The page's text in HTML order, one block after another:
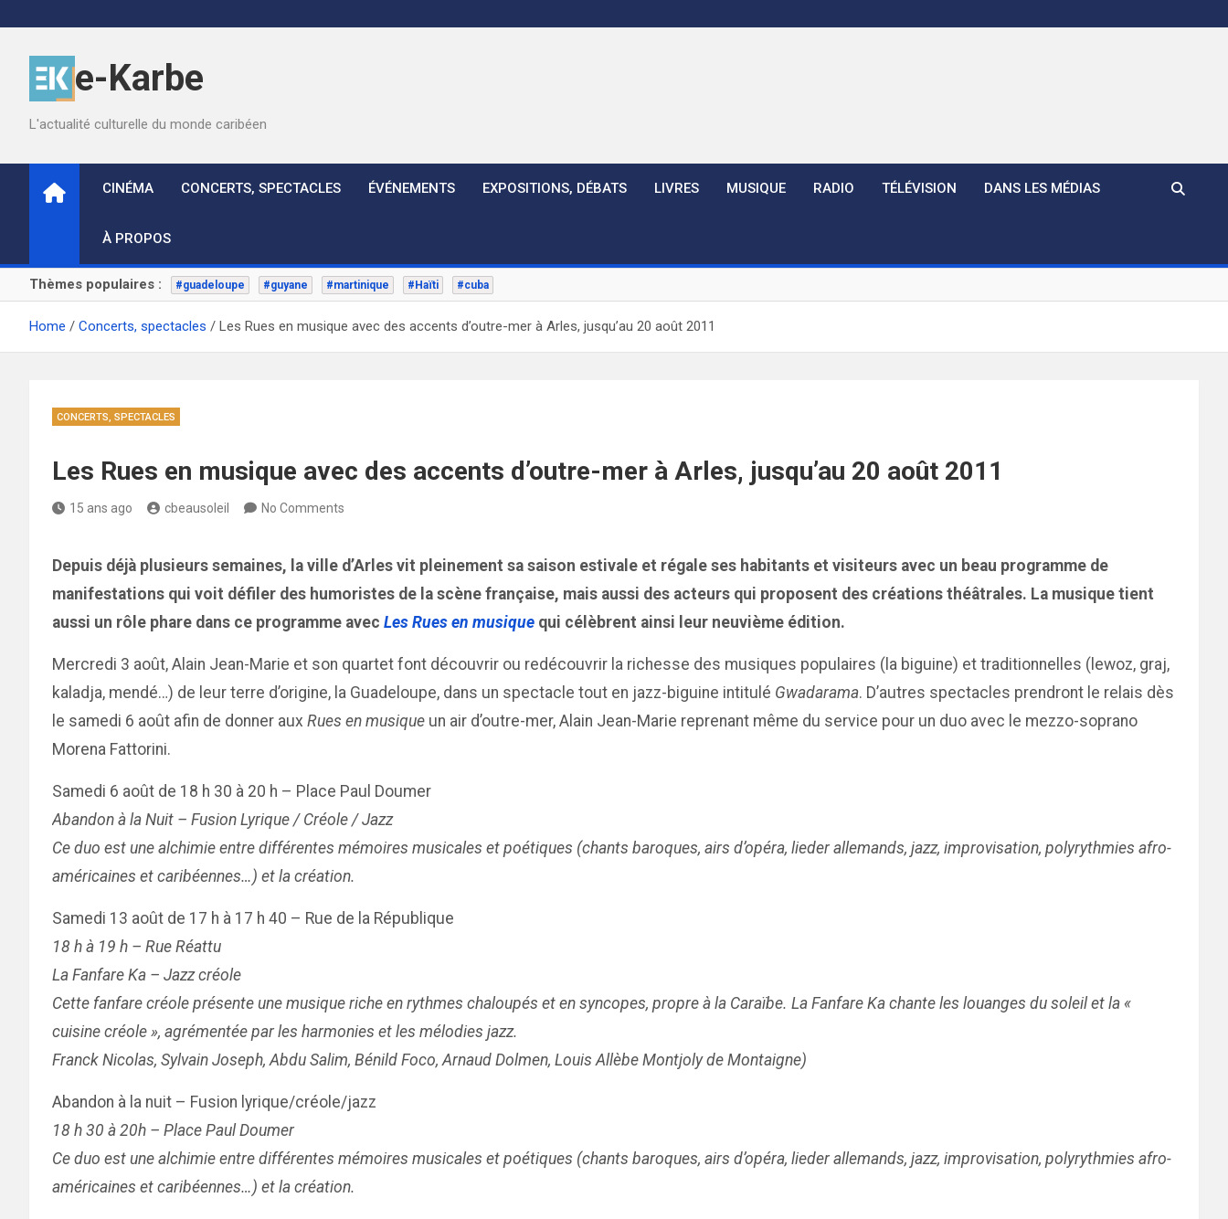
to
content
e-Karbe
L'actualité culturelle du monde caribéen
CINÉMA CONCERTS, SPECTACLES ÉVÉNEMENTS EXPOSITIONS, DÉBATS LIVRES MUSIQUE RADIO TÉLÉVISION DANS LES MÉDIAS
À PROPOS
Thèmes populaires : #guadeloupe #guyane #martinique #Haïti #cuba
Home Concerts, spectacles Les Rues en musique avec des accents d’outre-mer à Arles, jusqu’au 20 août 2011
CONCERTS, SPECTACLES
Les Rues en musique avec des accents d’outre-mer à Arles, jusqu’au 20 août 2011
15 ans ago cbeausoleil No Comments
Depuis déjà plusieurs semaines, la ville d’Arles vit pleinement sa saison estivale et régale ses habitants et visiteurs avec un beau programme de
manifestations qui voit défiler des humoristes de la scène française, mais aussi des acteurs qui proposent des créations théâtrales. La musique tient
aussi un rôle phare dans ce programme avec Les Rues en musique qui célèbrent ainsi leur neuvième édition.
Mercredi 3 août, Alain Jean-Marie et son quartet font découvrir ou redécouvrir la richesse des musiques populaires (la biguine) et traditionnelles (lewoz, graj,
kaladja, mendé…) de leur terre d’origine, la Guadeloupe, dans un spectacle tout en jazz-biguine intitulé Gwadarama. D’autres spectacles prendront le relais dès
le samedi 6 août afin de donner aux Rues en musique un air d’outre-mer, Alain Jean-Marie reprenant même du service pour un duo avec le mezzo-soprano
Morena Fattorini.
Samedi 6 août de 18 h 30 à 20 h – Place Paul Doumer
Abandon à la Nuit – Fusion Lyrique / Créole / Jazz
Ce duo est une alchimie entre différentes mémoires musicales et poétiques (chants baroques, airs d’opéra, lieder allemands, jazz, improvisation, polyrythmies afro-
américaines et caribéennes…) et la création.
Samedi 13 août de 17 h à 17 h 40 – Rue de la République
18 h à 19 h – Rue Réattu
La Fanfare Ka – Jazz créole
Cette fanfare créole présente une musique riche en rythmes chaloupés et en syncopes, propre à la Caraïbe. La Fanfare Ka chante les louanges du soleil et la «
cuisine créole », agrémentée par les harmonies et les mélodies jazz.
Franck Nicolas, Sylvain Joseph, Abdu Salim, Bénild Foco, Arnaud Dolmen, Louis Allèbe Montjoly de Montaigne)
Abandon à la nuit – Fusion lyrique/créole/jazz
18 h 30 à 20h – Place Paul Doumer
Ce duo est une alchimie entre différentes mémoires musicales et poétiques (chants baroques, airs d’opéra, lieder allemands, jazz, improvisation, polyrythmies afro-
américaines et caribéennes…) et la création.